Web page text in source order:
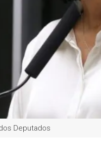
Para virar lei,
Deputados